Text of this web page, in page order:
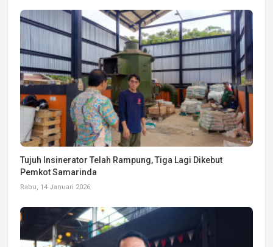
Tujuh Insinerator Telah Rampung, Tiga Lagi Dikebut
Pemkot Samarinda
Rabu, 14 Januari 2026